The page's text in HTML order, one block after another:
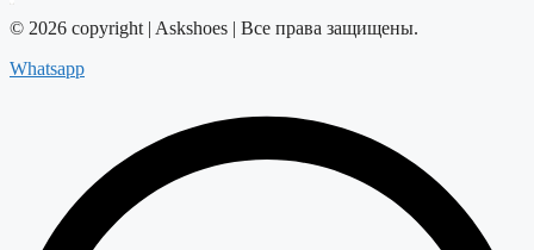
© 2026 copyright | Askshoes | Все права защищены.
Whatsapp